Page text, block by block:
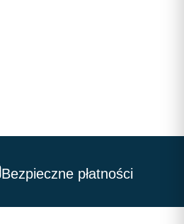
Bezpieczne płatności